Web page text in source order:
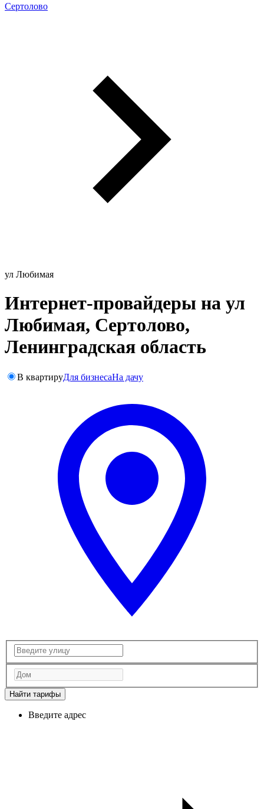
Сертолово
ул Любимая
Интернет-провайдеры на ул
Любимая, Сертолово,
Ленинградская область
В квартируДля бизнесаНа дачу
Найти тарифы
Введите адрес